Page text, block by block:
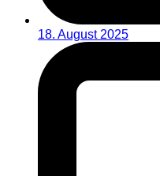
18. August 2025